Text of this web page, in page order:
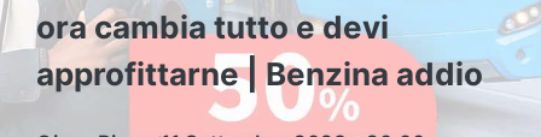
ora cambia tutto e devi
approfittarne | Benzina addio